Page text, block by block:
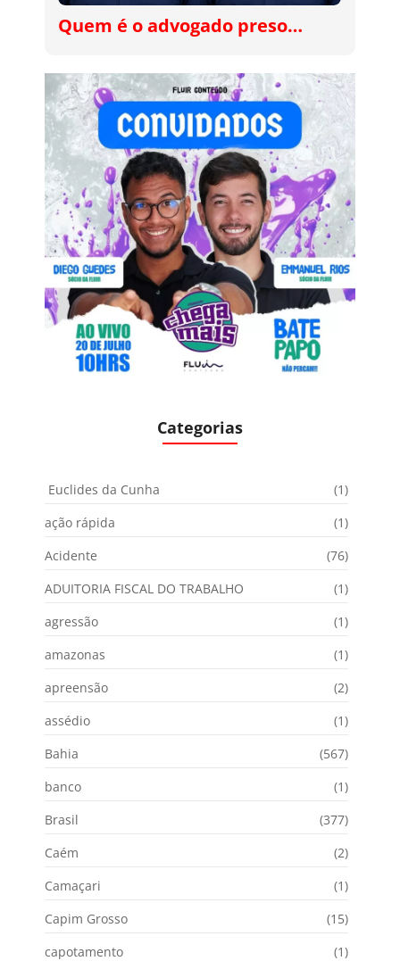
Quem é o advogado preso…
Categorias
Euclides da Cunha
(1)
ação rápida
(1)
Acidente
(76)
ADUITORIA FISCAL DO TRABALHO
(1)
agressão
(1)
amazonas
(1)
apreensão
(2)
assédio
(1)
Bahia
(567)
banco
(1)
Brasil
(377)
Caém
(2)
Camaçari
(1)
Capim Grosso
(15)
capotamento
(1)